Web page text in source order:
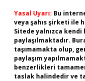
Yasal Uyarı: Bu
veya şahıs şirketi ile
Sitede yalnızca kendi
paylaşılmaktadır.
taşımamakta olup,
paylaşım
benzerlikleri
taslak halindedir ve